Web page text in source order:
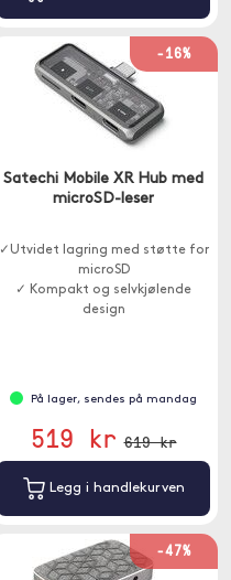
-16%
Satechi Mobile XR Hub med
microSD-leser
✓Utvidet lagring med støtte for
microSD
✓ Kompakt og selvkjølende
design
På lager, sendes på mandag
519 kr 619 kr
Legg i handlekurven
-47%